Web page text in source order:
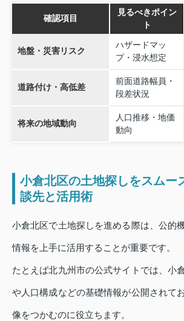
確認項目
見るべきポイン
ト
地盤・災害リスク
ハザードマッ
プ・浸水想定
道路付け・高低差
前面道路幅員・
段差状況
将来の地域動向
人口推移・地価
動向
小倉北区の土地探しをスムー
談先と活用術
小倉北区で土地探しを進める際は、公的
情報を上手に活用することが重要です。
たとえば北九州市の公式サイトでは、小
や人口構成などの基礎情報が公開されて
像をつかむのに役立ちます。